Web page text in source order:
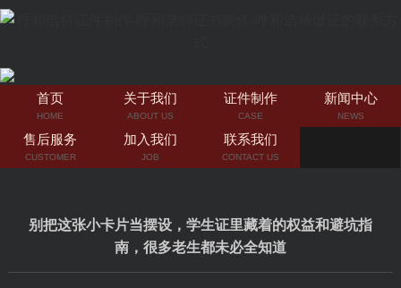
首页
HOME
关于我们
ABOUT US
证件制作
CASE
新闻中心
NEWS
售后服务
CUSTOMER
加入我们
JOB
联系我们
CONTACT US
别把这张小卡片当摆设，学生证里藏着的权益和避坑指
南，很多老生都未必全知道